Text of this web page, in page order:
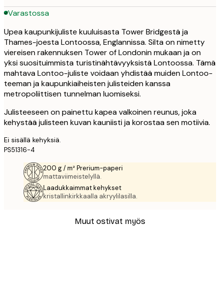
Varastossa
Upea kaupunkijuliste kuuluisasta Tower Bridgestä ja
Thames-joesta Lontoossa, Englannissa. Silta on nimetty
viereisen rakennuksen Tower of Londonin mukaan ja on
yksi suosituimmista turistinähtävyyksistä Lontoossa. Tämä
mahtava Lontoo-juliste voidaan yhdistää muiden Lontoo-
teeman ja kaupunkiaiheisten julisteiden kanssa
metropoliittisen tunnelman luomiseksi.
Julisteeseen on painettu kapea valkoinen reunus, joka
kehystää julisteen kuvan kauniisti ja korostaa sen motiivia.
Ei sisällä kehyksiä.
PS51316-4
200 g / m² Prerium-paperi
mattaviimeistelyllä.
Laadukkaimmat kehykset
kristallinkirkkaalla akryylilasilla.
Muut ostivat myös